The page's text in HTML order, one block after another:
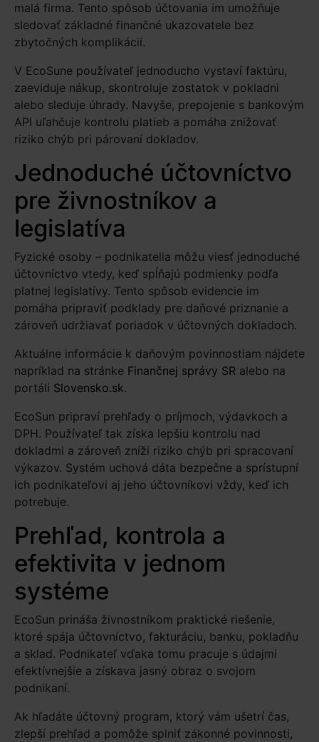
malá firma. Tento spôsob účtovania im umožňuje
sledovať základné finančné ukazovatele bez
zbytočných komplikácií.
V EcoSune používateľ jednoducho vystaví faktúru,
zaeviduje nákup, skontroluje zostatok v pokladni
alebo sleduje úhrady. Navyše, prepojenie s bankovým
API uľahčuje kontrolu platieb a pomáha znižovať
riziko chýb pri párovaní dokladov.
Jednoduché účtovníctvo
pre živnostníkov a
legislatíva
Fyzické osoby – podnikatelia môžu viesť jednoduché
účtovníctvo vtedy, keď spĺňajú podmienky podľa
platnej legislatívy. Tento spôsob evidencie im
pomáha pripraviť podklady pre daňové priznanie a
zároveň udržiavať poriadok v účtovných dokladoch.
Aktuálne informácie k daňovým povinnostiam nájdete
napríklad na stránke Finančnej správy SR alebo na
portáli Slovensko.sk.
EcoSun pripraví prehľady o príjmoch, výdavkoch a
DPH. Používateľ tak získa lepšiu kontrolu nad
dokladmi a zároveň zníži riziko chýb pri spracovaní
výkazov. Systém uchová dáta bezpečne a sprístupní
ich podnikateľovi aj jeho účtovníkovi vždy, keď ich
potrebuje.
Prehľad, kontrola a
efektivita v jednom
systéme
EcoSun prináša živnostníkom praktické riešenie,
ktoré spája účtovníctvo, fakturáciu, banku, pokladňu
a sklad. Podnikateľ vďaka tomu pracuje s údajmi
efektívnejšie a získava jasný obraz o svojom
podnikaní.
Ak hľadáte účtovný program, ktorý vám ušetrí čas,
zlepší prehľad a pomôže splniť zákonné povinnosti,